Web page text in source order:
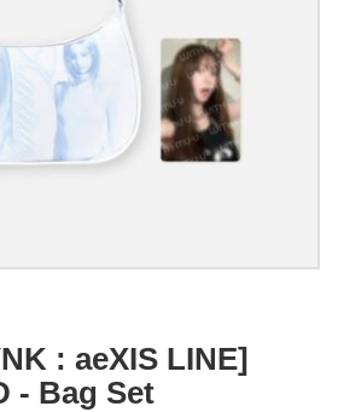
: aeXIS LINE]
- Bag Set